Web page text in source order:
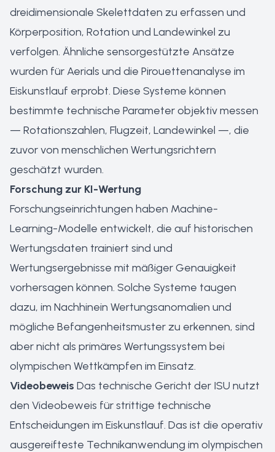
dreidimensionale Skelettdaten zu erfassen und
Körperposition, Rotation und Landewinkel zu
verfolgen. Ähnliche sensorgestützte Ansätze
wurden für Aerials und die Pirouettenanalyse im
Eiskunstlauf erprobt. Diese Systeme können
bestimmte technische Parameter objektiv messen
— Rotationszahlen, Flugzeit, Landewinkel —, die
zuvor von menschlichen Wertungsrichtern
geschätzt wurden.
Forschung zur KI-Wertung
Forschungseinrichtungen haben Machine-
Learning-Modelle entwickelt, die auf historischen
Wertungsdaten trainiert sind und
Wertungsergebnisse mit mäßiger Genauigkeit
vorhersagen können. Solche Systeme taugen
dazu, im Nachhinein Wertungsanomalien und
mögliche Befangenheitsmuster zu erkennen, sind
aber nicht als primäres Wertungssystem bei
olympischen Wettkämpfen im Einsatz.
Videobeweis Das technische Gericht der ISU nutzt
den Videobeweis für strittige technische
Entscheidungen im Eiskunstlauf. Das ist die operativ
ausgereifteste Technikanwendung im olympischen